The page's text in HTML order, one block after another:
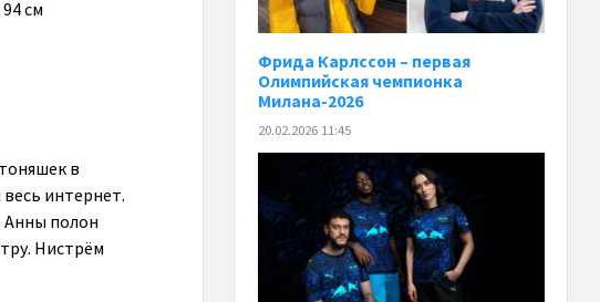
94 см
в
интернет.
Анны полон
Нистрём
Фрида Карлссон – первая
Олимпийская чемпионка
Милана-2026
20.02.2026 11:45